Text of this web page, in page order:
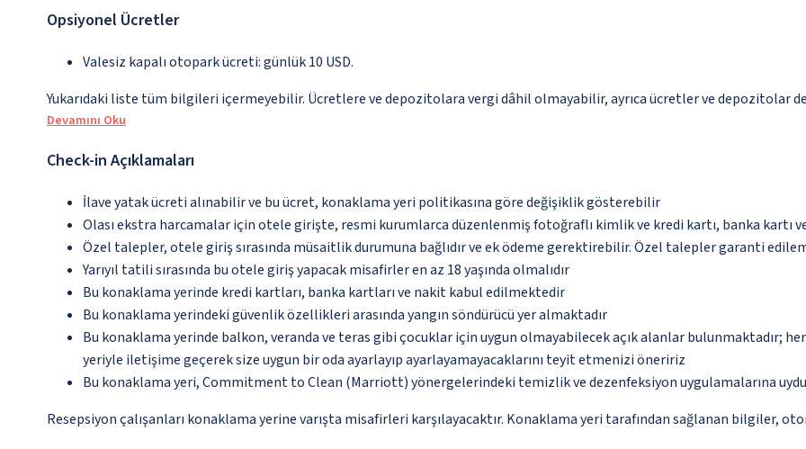
Opsiyonel Ücretler
Valesiz kapalı otopark ücreti: günlük 10 USD.
Yukarıdaki liste tüm bilgileri içermeyebilir. Ücretlere ve depozitolara vergi dâhil olmayabilir, ayrıca ücretler ve depozitolar
Devamını Oku
Check-in Açıklamaları
İlave yatak ücreti alınabilir ve bu ücret, konaklama yeri politikasına göre değişiklik gösterebilir
Olası ekstra harcamalar için otele girişte, resmi kurumlarca düzenlenmiş fotoğraflı kimlik ve kredi kartı, banka kartı
Özel talepler, otele giriş sırasında müsaitlik durumuna bağlıdır ve ek ödeme gerektirebilir. Özel talepler garanti
Yarıyıl tatili sırasında bu otele giriş yapacak misafirler en az 18 yaşında olmalıdır
Bu konaklama yerinde kredi kartları, banka kartları ve nakit kabul edilmektedir
Bu konaklama yerindeki güvenlik özellikleri arasında yangın söndürücü yer almaktadır
Bu konaklama yerinde balkon, veranda ve teras gibi çocuklar için uygun olmayabilecek açık alanlar bulunmaktadır;
yeriyle iletişime geçerek size uygun bir oda ayarlayıp ayarlayamayacaklarını teyit etmenizi öneririz
Bu konaklama yeri, Commitment to Clean (Marriott) yönergelerindeki temizlik ve dezenfeksiyon uygulamalarına
Resepsiyon çalışanları konaklama yerine varışta misafirleri karşılayacaktır. Konaklama yeri tarafından sağlanan bilgiler,